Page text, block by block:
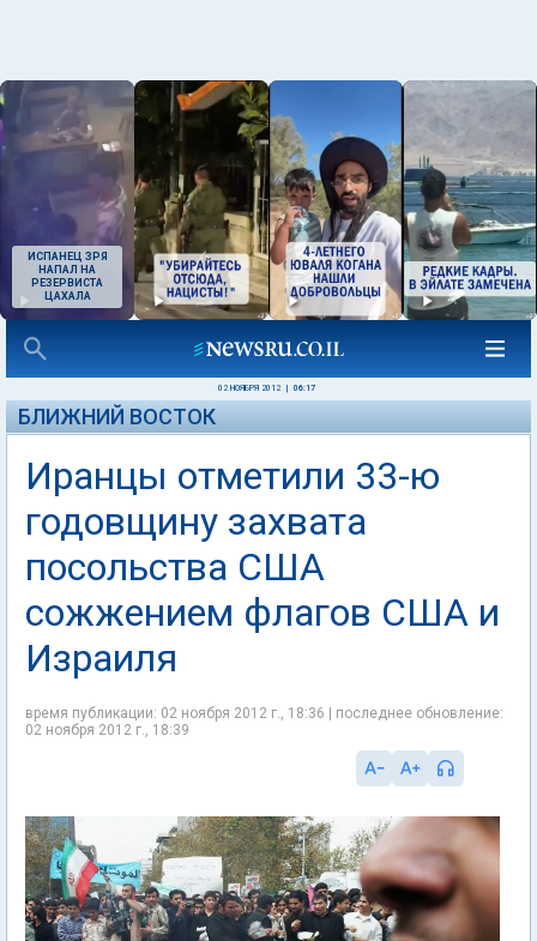
ИСПАНЕЦ ЗРЯ
НАПАЛ НА
РЕЗЕРВИСТА
ЦАХАЛА
02 НОЯБРЯ 2012 06:17
БЛИЖНИЙ ВОСТОК
Иранцы отметили 33-ю
годовщину захвата
посольства США
сожжением флагов США и
Израиля
время публикации: 02 ноября 2012 г., 18:36 | последнее обновление:
02 ноября 2012 г., 18:39